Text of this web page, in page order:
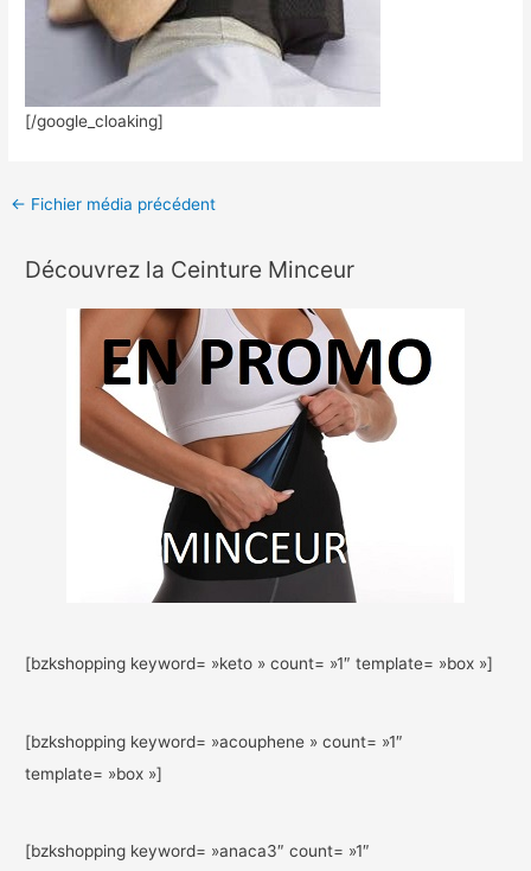
[/google_cloaking]
← Fichier média précédent
Découvrez la Ceinture Minceur
[bzkshopping keyword= »keto » count= »1″ template= »box »]
[bzkshopping keyword= »acouphene » count= »1″
template= »box »]
[bzkshopping keyword= »anaca3″ count= »1″